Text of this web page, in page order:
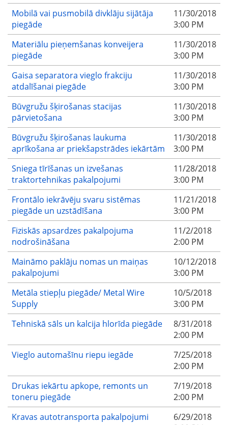
Mobilā vai pusmobilā divklāju sijātāja
piegāde
11/30/2018
3:00 PM
Materiālu pieņemšanas konveijera
piegāde
11/30/2018
3:00 PM
Gaisa separatora vieglo frakciju
atdalīšanai piegāde
11/30/2018
3:00 PM
Būvgružu šķirošanas stacijas
pārvietošana
11/30/2018
3:00 PM
Būvgružu šķirošanas laukuma
aprīkošana ar priekšapstrādes iekārtām
11/30/2018
3:00 PM
Sniega tīrīšanas un izvešanas
traktortehnikas pakalpojumi
11/28/2018
3:00 PM
Frontālo iekrāvēju svaru sistēmas
piegāde un uzstādīšana
11/21/2018
3:00 PM
Fiziskās apsardzes pakalpojuma
nodrošināšana
11/2/2018
2:00 PM
Maināmo paklāju nomas un maiņas
pakalpojumi
10/12/2018
3:00 PM
Metāla stiepļu piegāde/ Metal Wire
Supply
10/5/2018
3:00 PM
Tehniskā sāls un kalcija hlorīda piegāde
8/31/2018
2:00 PM
Vieglo automašīnu riepu iegāde
7/25/2018
2:00 PM
Drukas iekārtu apkope, remonts un
toneru piegāde
7/19/2018
2:00 PM
Kravas autotransporta pakalpojumi
6/29/2018